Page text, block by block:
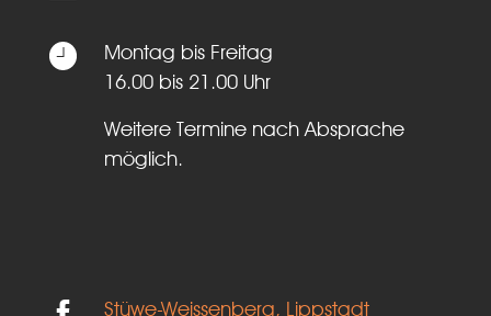
Montag bis Freitag
16.00 bis 21.00 Uhr
Weitere Termine nach Absprache
möglich.
Stüwe-Weissenberg, Lippstadt